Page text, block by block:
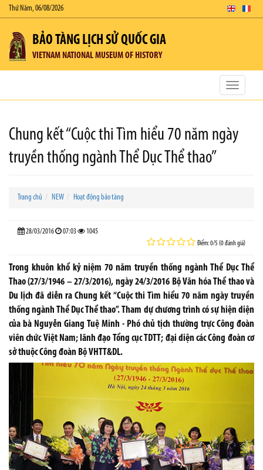
Thứ Năm, 06/08/2026
BẢO TÀNG LỊCH SỬ QUỐC GIA
VIETNAM NATIONAL MUSEUM OF HISTORY
Toggle
Chung kết “Cuộc thi Tìm hiểu 70 năm ngày
truyền thống ngành Thể Dục Thể thao”
Trang chủ NEW Hoạt động bảo tàng
28/03/2016 07:03 1045
Điểm: 0/5 (0 đánh giá)
Trong khuôn khổ kỷ niệm 70 năm truyền thống ngành Thể Dục Thể
Thao (27/3/1946 – 27/3/2016), ngày 24/3/2016 Bộ Văn hóa Thể thao và
Du lịch đã diễn ra Chung kết “Cuộc thi Tìm hiểu 70 năm ngày truyền
thống ngành Thể Dục Thể thao”. Tham dự chương trình có sự hiện diện
của bà Nguyễn Giang Tuệ Minh - Phó chủ tịch thường trực Công đoàn
viên chức Việt Nam; lãnh đạo Tổng cục TDTT; đại diện các Công đoàn cơ
sở thuộc Công đoàn Bộ VHTT&DL.